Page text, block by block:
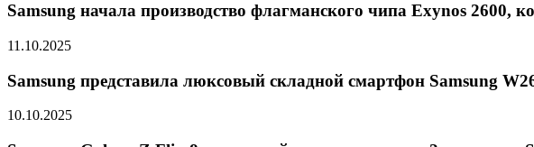
Samsung начала производство флагманского чипа Exynos 2600,
11.10.2025
Samsung представила люксовый складной смартфон Samsung
10.10.2025